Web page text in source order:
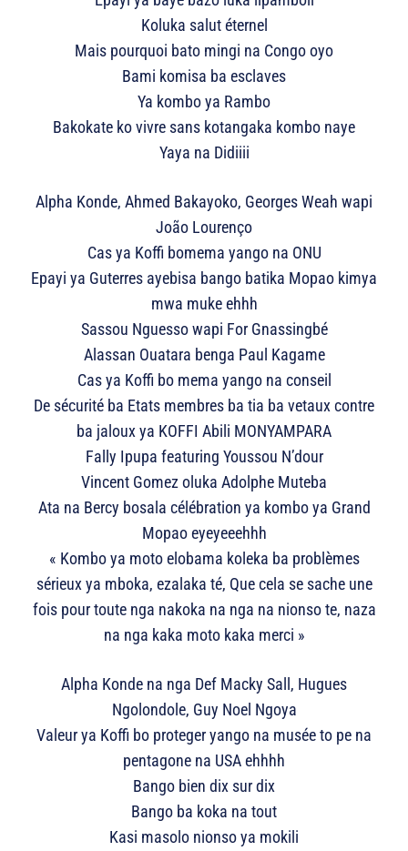
Koluka salut éternel
Mais pourquoi bato mingi na Congo oyo
Bami komisa ba esclaves
Ya kombo ya Rambo
Bakokate ko vivre sans kotangaka kombo naye
Yaya na Didiiii
Alpha Konde, Ahmed Bakayoko, Georges Weah wapi
João Lourenço
Cas ya Koffi bomema yango na ONU
Epayi ya Guterres ayebisa bango batika Mopao kimya
mwa muke ehhh
Sassou Nguesso wapi For Gnassingbé
Alassan Ouatara benga Paul Kagame
Cas ya Koffi bo mema yango na conseil
De sécurité ba Etats membres ba tia ba vetaux contre
ba jaloux ya KOFFI Abili MONYAMPARA
Fally Ipupa featuring Youssou N’dour
Vincent Gomez oluka Adolphe Muteba
Ata na Bercy bosala célébration ya kombo ya Grand
Mopao eyeyeeehhh
« Kombo ya moto elobama koleka ba problèmes
sérieux ya mboka, ezalaka té, Que cela se sache une
fois pour toute nga nakoka na nga na nionso te, naza
na nga kaka moto kaka merci »
Alpha Konde na nga Def Macky Sall, Hugues
Ngolondole, Guy Noel Ngoya
Valeur ya Koffi bo proteger yango na musée to pe na
pentagone na USA ehhhh
Bango bien dix sur dix
Bango ba koka na tout
Kasi masolo nionso ya mokili